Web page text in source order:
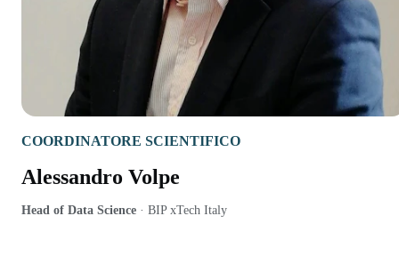
COORDINATORE SCIENTIFICO
Alessandro Volpe
Head of Data Science · BIP xTech Italy